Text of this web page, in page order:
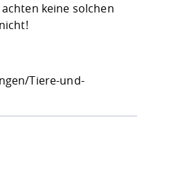
keine solchen
Tiere-und-